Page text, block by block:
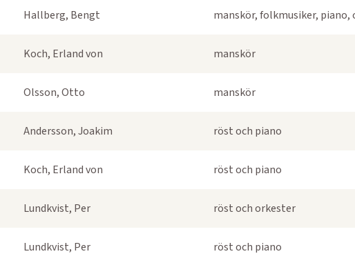
Hallberg, Bengt manskör, folkmusiker, piano,
Koch, Erland von manskör
Olsson, Otto manskör
Andersson, Joakim röst och piano
Koch, Erland von röst och piano
Lundkvist, Per röst och orkester
Lundkvist, Per röst och piano